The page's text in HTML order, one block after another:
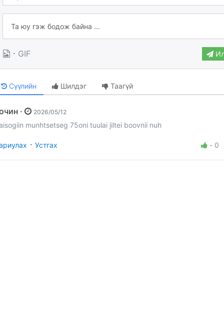
· GIF
Сүүлийн Шилдэг Таагүй
Зочин · 2026/05/12
munhtsetseg 75oni tuulai jiltei boovnii nuh
· Устгах - 0